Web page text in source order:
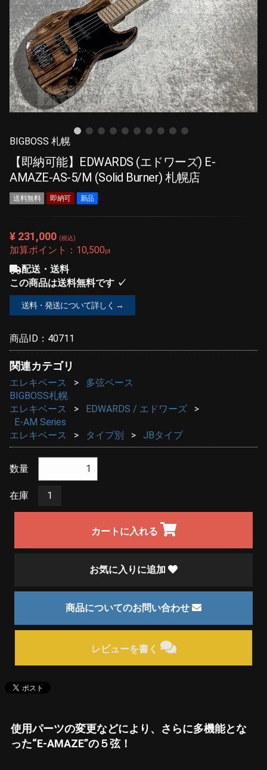
BIGBOSS 札幌
【即納可能】EDWARDS (エドワーズ) E-
AMAZE-AS-5/M (Solid Burner) 札幌店
送料無料 即納可 新品
¥ 231,000 (税込)
加算ポイント： 10,500pt
配送・送料
この商品は送料無料です ✓
送料・発送について詳しく →
商品ID： 40711
関連カテゴリ
エレキベース
多弦ベース
BIGBOSS札幌
エレキベース
EDWARDS / エドワーズ
E-AM Series
エレキベース
タイプ別 JBタイプ
数量
在庫 1
カートに入れる
お気に入りに追加
商品についてのお問い合わせ
レビューを書く
使用パーツの変更などにより、さらに多機能とな
った“E-AMAZE”の５弦！